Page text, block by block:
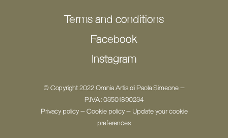
© Copyright 2022 Omnia Artis di Paola Simeone -
P.IVA: 03501890234
Privacy policy- Cookie policy- Update your cookie
preferences
Terms and conditions
Facebook
Instagram